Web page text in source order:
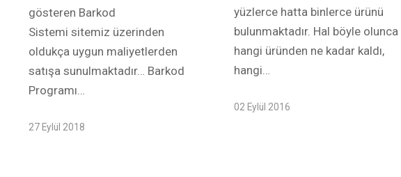
gösteren Barkod
Sistemi sitemiz üzerinden
oldukça uygun maliyetlerden
satışa sunulmaktadır… Barkod
Programı…
27 Eylül 2018
yüzlerce hatta binlerce ürünü
bulunmaktadır. Hal böyle olunca
hangi üründen ne kadar kaldı,
hangi…
02 Eylül 2016